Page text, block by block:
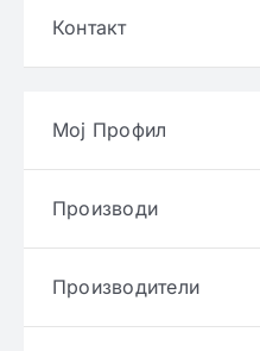
Контакт
Мој Профил
Производи
Производители